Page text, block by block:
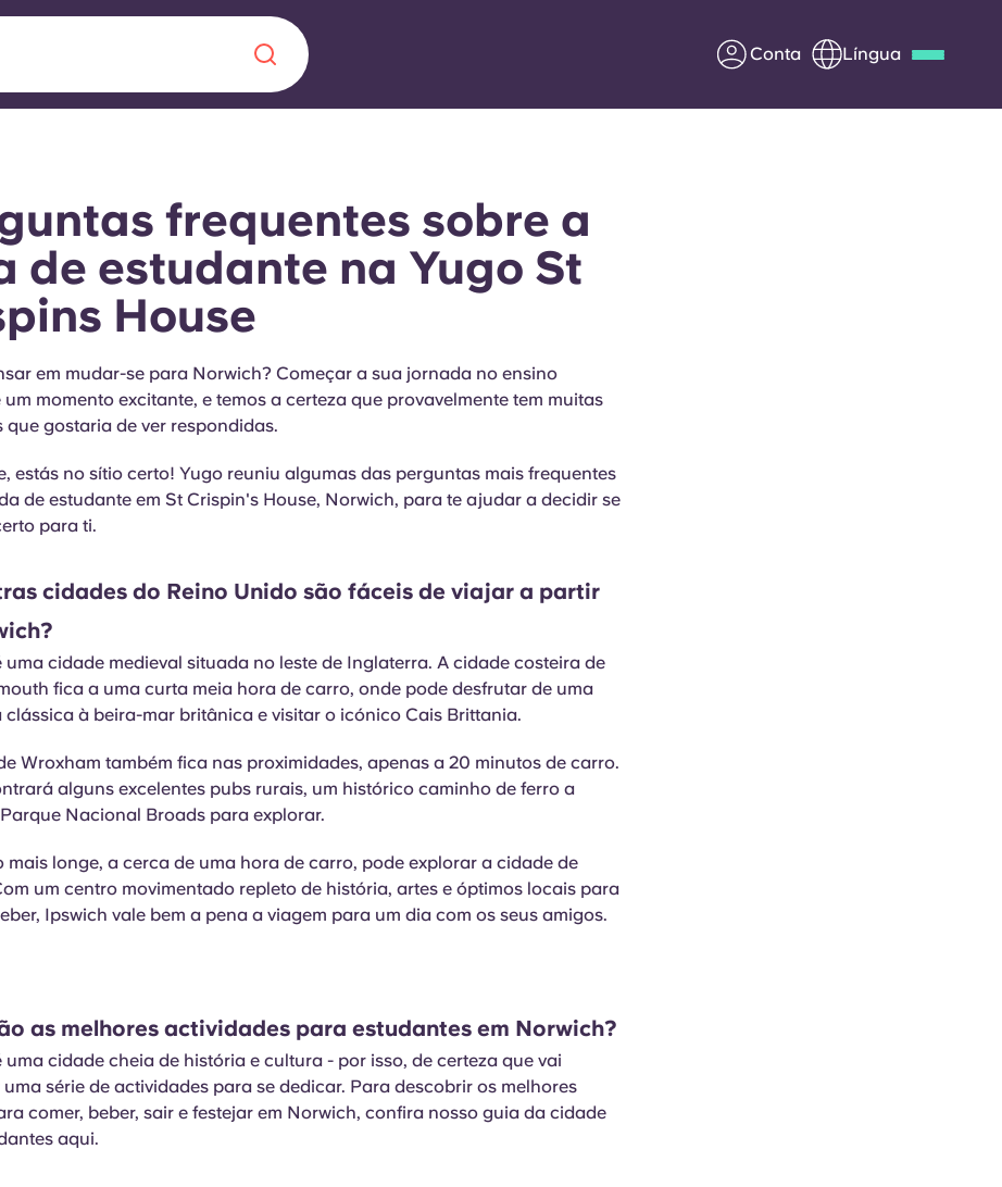
Conta Língua
uma nova
a inovação, a
alunos.
Perguntas frequentes
frequentes sobre a
de estudante na Yugo St
House
em mudar-se para Norwich? Começar a sua jornada no ensino
um momento excitante, e temos a certeza que provavelmente tem muitas
que gostaria de ver respondidas.
estás no sítio certo! Yugo reuniu algumas das perguntas mais frequentes
de estudante em St Crispin's House, Norwich, para te ajudar a decidir se
para ti.
cidades do Reino Unido são fáceis de viajar a partir
uma cidade medieval situada no leste de Inglaterra. A cidade costeira de
fica a uma curta meia hora de carro, onde pode desfrutar de uma
clássica à beira-mar britânica e visitar o icónico Cais Brittania.
Wroxham também fica nas proximidades, apenas a 20 minutos de carro.
alguns excelentes pubs rurais, um histórico caminho de ferro a
Nacional Broads para explorar.
mais longe, a cerca de uma hora de carro, pode explorar a cidade de
um centro movimentado repleto de história, artes e óptimos locais para
Ipswich vale bem a pena a viagem para um dia com os seus amigos.
as melhores actividades para estudantes em Norwich?
uma cidade cheia de história e cultura - por isso, de certeza que vai
série de actividades para se dedicar. Para descobrir os melhores
comer, beber, sair e festejar em Norwich, confira nosso guia da cidade
aqui.